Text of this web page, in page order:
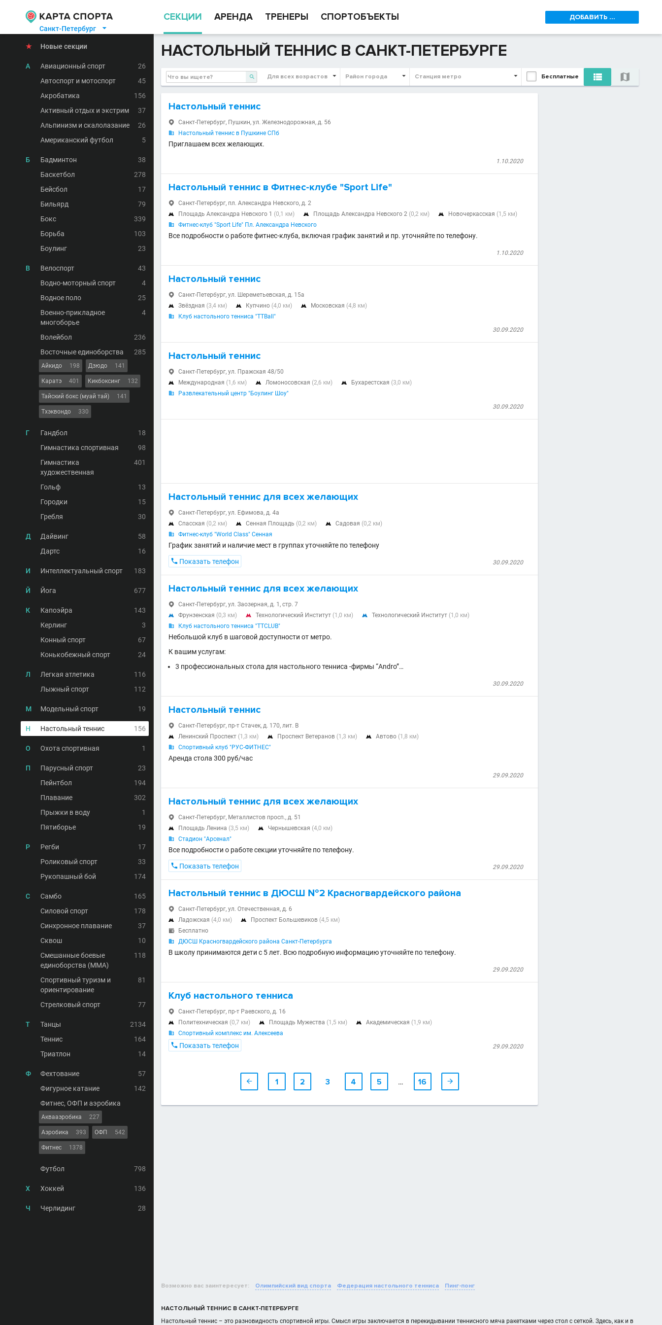
Санкт-Петербург 
СЕКЦИИ АРЕНДА ТРЕНЕРЫ СПОРТОБЪЕКТЫ ДОБАВИТЬ ...
★ Новые секции
А Авиационный спорт
26
Автоспорт и мотоспорт
45
Акробатика
156
Активный отдых и экстрим
37
Альпинизм и скалолазание
26
Американский футбол
5
Б Бадминтон
38
Баскетбол
278
Бейсбол
17
Бильярд
79
Бокс
339
Борьба
103
Боулинг
23
В Велоспорт
43
Водно-моторный спорт
4
Водное поло
25
Военно-прикладное
многоборье
4
Волейбол
236
Восточные единоборства
285
Айкидо 198 Дзюдо 141
Каратэ 401 Кикбоксинг 132
Тайский бокс (муай тай) 141
Тхэквондо 330
Г Гандбол
18
Гимнастика спортивная
98
Гимнастика
художественная
401
Гольф
13
Городки
15
Гребля
30
Д Дайвинг
58
Дартс
16
И Интеллектуальный спорт 183
Й Йога 677
К Капоэйра
143
Керлинг
3
Конный спорт
67
Конькобежный спорт
24
Л Легкая атлетика
116
Лыжный спорт
112
М Модельный спорт 19
Н Настольный теннис 156
О Охота спортивная 1
П Парусный спорт
23
Пейнтбол
194
Плавание
302
Прыжки в воду
1
Пятиборье
19
Р Регби
17
Роликовый спорт
33
Рукопашный бой
174
С Самбо
165
Силовой спорт
178
Синхронное плавание
37
Сквош
10
Смешанные боевые
единоборства (MMA)
118
Спортивный туризм и
ориентирование
81
Стрелковый спорт 77
Т Танцы
2134
Теннис
164
Триатлон
14
Ф Фехтование
57
Фигурное катание
142
Фитнес, ОФП и аэробика
Аквааэробика 227
Аэробика 393 ОФП 542
Фитнес 1378
Футбол 798
Х Хоккей 136
Ч Черлидинг 28
НАСТОЛЬНЫЙ ТЕННИС В САНКТ-ПЕТЕРБУРГЕ
 Для всех возрастов Район города Станция метро Бесплатные  
Настольный теннис
 Санкт-Петербург, Пушкин, ул. Железнодорожная, д. 56
 Настольный теннис в Пушкине СПб
Приглашаем всех желающих.
1.10.2020
Настольный теннис в Фитнес-клубе "Sport Life"
 Санкт-Петербург, пл. Александра Невского, д. 2
 Площадь Александра Невского 1 (0,1 км)  Площадь Александра Невского 2 (0,2 км)  Новочеркасская (1,5 км)
 Фитнес-клуб "Sport Life" Пл. Александра Невского
Все подробности о работе фитнес-клуба, включая график занятий и пр. уточняйте по телефону.
1.10.2020
Настольный теннис
 Санкт-Петербург, ул. Шереметьевская, д. 15а
 Звёздная (3,4 км)  Купчино (4,0 км)  Московская (4,8 км)

Клуб настольного тенниса "TTBall"
30.09.2020
Настольный теннис
 Санкт-Петербург, ул. Пражская 48/50
 Международная (1,6 км)  Ломоносовская (2,6 км)  Бухарестская (3,0 км)

Развлекательный центр "Боулинг Шоу"
30.09.2020
Настольный теннис для всех желающих
 Санкт-Петербург, ул. Ефимова, д. 4а
 Спасская (0,2 км)  Сенная Площадь (0,2 км)  Садовая (0,2 км)
 Фитнес-клуб "World Class" Сенная
График занятий и наличие мест в группах уточняйте по телефону
30.09.2020
 Показать телефон
Настольный теннис для всех желающих
 Санкт-Петербург, ул. Заозерная, д. 1, стр. 7
 Фрунзенская (0,3 км)  Технологический Институт (1,0 км)  Технологический Институт (1,0 км)
 Клуб настольного тенниса "TTCLUB"
Небольшой клуб в шаговой доступности от метро.
К вашим услугам:
3 профессиональных стола для настольного тенниса -фирмы “Andro”…
30.09.2020
Настольный теннис
 Санкт-Петербург, пр-т Стачек, д. 170, лит. В
 Ленинский Проспект (1,3 км)  Проспект Ветеранов (1,3 км)  Автово (1,8 км)
 Спортивный клуб "РУС-ФИТНЕС"
Аренда стола 300 руб/час
29.09.2020
Настольный теннис для всех желающих
 Санкт-Петербург, Металлистов просп., д. 51
 Площадь Ленина (3,5 км)  Чернышевская (4,0 км)
 Стадион "Арсенал"
Все подробности о работе секции уточняйте по телефону.
29.09.2020
 Показать телефон
Настольный теннис в ДЮСШ №2 Красногвардейского района
 Санкт-Петербург, ул. Отечественная, д. 6
 Ладожская (4,0 км)  Проспект Большевиков (4,5 км)
 Бесплатно
 ДЮСШ Красногвардейского района Санкт-Петербурга
В школу принимаются дети с 5 лет. Всю подробную информацию уточняйте по телефону.
29.09.2020
Клуб настольного тенниса
 Санкт-Петербург, пр-т Раевского, д. 16
 Политехническая (0,7 км)  Площадь Мужества (1,5 км)  Академическая (1,9 км)

Спортивный комплекс им. Алексеева
29.09.2020
 Показать телефон
 1 2 3 4 5 … 16 
Возможно вас заинтересует: Олимпийский вид спорта Федерация настольного тенниса Пинг-понг
НАСТОЛЬНЫЙ ТЕННИС В САНКТ-ПЕТЕРБУРГЕ
Настольный теннис – это разновидность спортивной игры. Смысл игры заключается в перекидывании теннисного мяча ракетками через стол с сеткой. Здесь, как и в